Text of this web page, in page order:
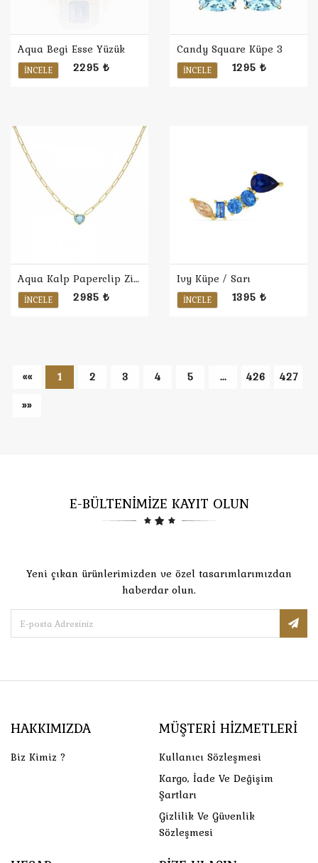
Aqua Begi Esse Yüzük
İNCELE 2295 ₺
Candy Square Küpe 3
İNCELE 1295 ₺
Aqua Kalp Paperclip Zincir Kolye
İNCELE 2985 ₺
Ivy Küpe / Sarı
İNCELE 1395 ₺
«« 1 2 3 4 5 ... 426
427
»»
E-BÜLTENİMİZE KAYIT OLUN
Yeni çıkan ürünlerimizden ve özel tasarımlarımızdan
haberdar olun.
HAKKIMIZDA
Biz Kimiz ?
MÜŞTERI HIZMETLERI
Kullanıcı Sözleşmesi
Kargo, İade Ve Değişim
Şartları
Gizlilik Ve Güvenlik
Sözleşmesi